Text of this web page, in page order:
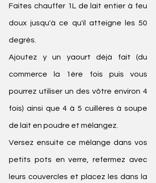
Faites chauffer 1L de lait entier à feu
doux jusqu'à ce qu'il atteigne les 50
degrés.
Ajoutez y un yaourt déjà fait (du
commerce la 1ère fois puis vous
pourrez utiliser un des vôtre environ 4
fois) ainsi que 4 à 5 cuillères à soupe
de lait en poudre et mélangez.
Versez ensuite ce mélange dans vos
petits pots en verre, refermez avec
leurs couvercles et placez les dans la